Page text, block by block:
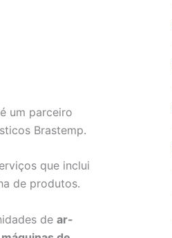
um parceiro
Brastemp.
que inclui
de produtos.
de ar-